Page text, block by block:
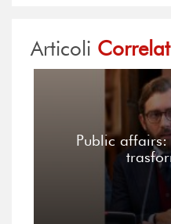
Articoli
Public